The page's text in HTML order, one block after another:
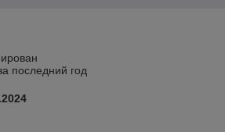
последний год